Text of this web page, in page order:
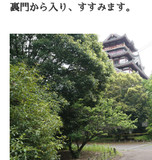
裏門から入り、すすみます。